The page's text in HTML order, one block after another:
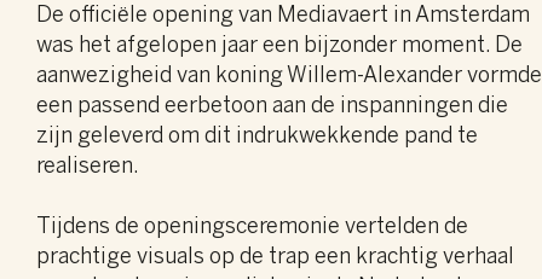
De officiële opening van Mediavaert in Amsterdam
was het afgelopen jaar een bijzonder moment. De
aanwezigheid van koning Willem-Alexander vormde
een passend eerbetoon aan de inspanningen die
zijn geleverd om dit indrukwekkende pand te
realiseren.
Tijdens de openingsceremonie vertelden de
prachtige visuals op de trap een krachtig verhaal